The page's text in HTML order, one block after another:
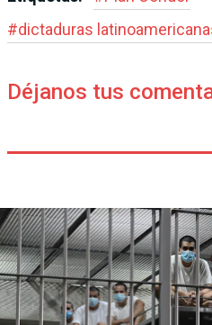
#dictaduras
Déjanos tus